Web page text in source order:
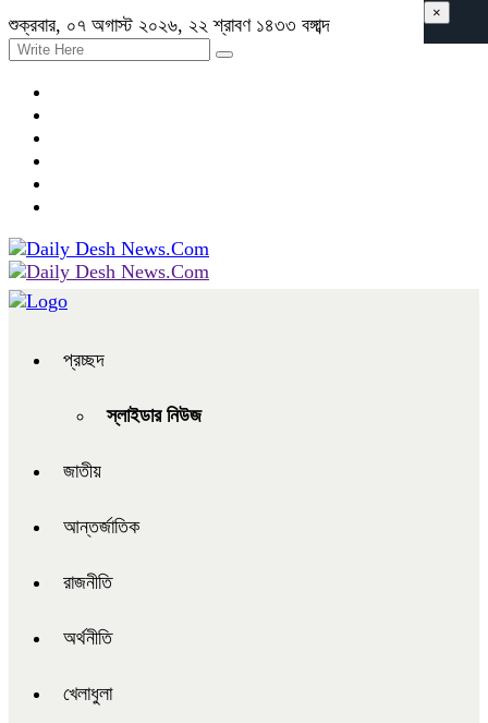
শুক্রবার, ০৭ অগাস্ট ২০২৬, ২২ শ্রাবণ ১৪৩৩ বঙ্গাব্দ
প্রচ্ছদ
স্লাইডার নিউজ
জাতীয়
আন্তর্জাতিক
রাজনীতি
অর্থনীতি
খেলাধুলা
×